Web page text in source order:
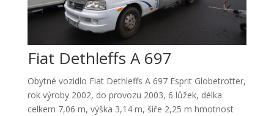
Fiat Dethleffs A 697
Obytné vozidlo Fiat Dethleffs A 697 Esprit Globetrotter,
rok výroby 2002, do provozu 2003, 6 lůžek, délka
celkem 7,06 m, výška 3,14 m, šíře 2,25 m hmotnost